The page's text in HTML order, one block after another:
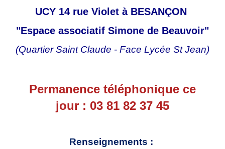
UCY 14 rue Violet à BESANÇON
"Espace associatif Simone de Beauvoir"
(Quartier Saint Claude - Face Lycée St Jean)
Permanence téléphonique ce
jour : 03 81 82 37 45
Renseignements :